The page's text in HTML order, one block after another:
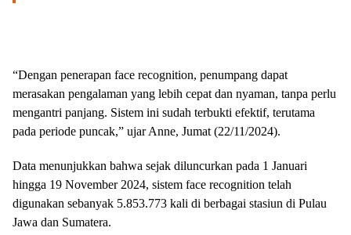
“Dengan penerapan face recognition, penumpang dapat
merasakan pengalaman yang lebih cepat dan nyaman, tanpa perlu
mengantri panjang. Sistem ini sudah terbukti efektif, terutama
pada periode puncak,” ujar Anne, Jumat (22/11/2024).
Data menunjukkan bahwa sejak diluncurkan pada 1 Januari
hingga 19 November 2024, sistem face recognition telah
digunakan sebanyak 5.853.773 kali di berbagai stasiun di Pulau
Jawa dan Sumatera.